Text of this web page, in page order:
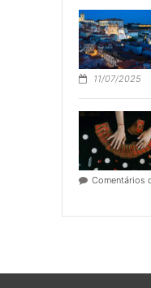
11/07/2025
Comentários